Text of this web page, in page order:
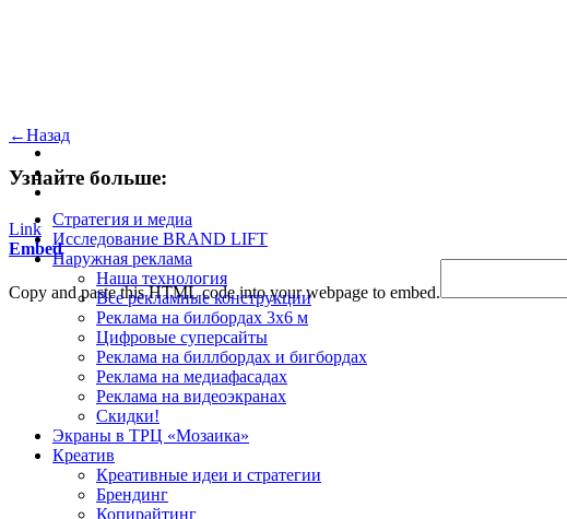
Link
Embed
Copy and paste this HTML code into your webpage to embed.
←Назад
Узнайте больше:
Стратегия и медиа
Исследование BRAND LIFT
Наружная реклама
Наша технология
Все рекламные конструкции
Реклама на билбордах 3х6 м
Цифровые суперсайты
Реклама на биллбордах и бигбордах
Реклама на медиафасадах
Реклама на видеоэкранах
Скидки!
Экраны в ТРЦ «Мозаика»
Креатив
Креативные идеи и стратегии
Брендинг
Копирайтинг